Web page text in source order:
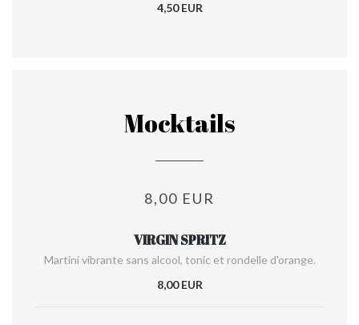
4,50 EUR
Mocktails
8,00 EUR
VIRGIN SPRITZ
Martini vibrante sans alcool, tonic et rondelle d'orange.
8,00 EUR